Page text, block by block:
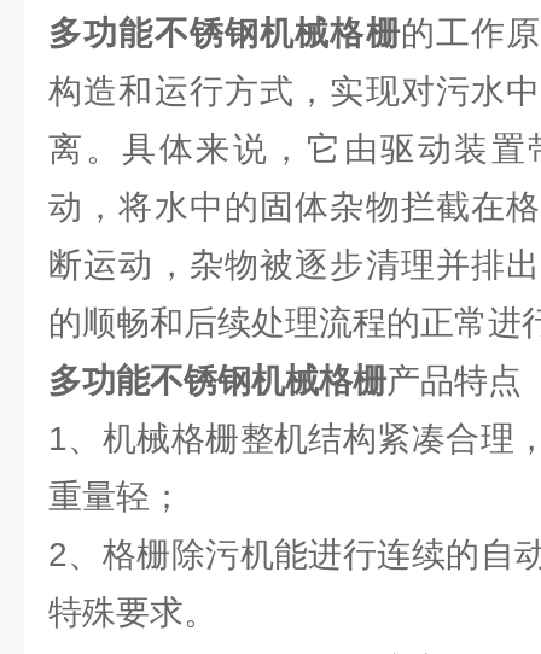
多功能不锈钢机械格栅的工作
构造和运行方式，实现对污水
离。具体来说，它由驱动装置
动，将水中的固体杂物拦截在
断运动，杂物被逐步清理并排
的顺畅和后续处理流程的正常进
多功能不锈钢机械格栅产品特点
1、机械格栅整机结构紧凑合理
重量轻；
2、格栅除污机能进行连续的自
特殊要求。